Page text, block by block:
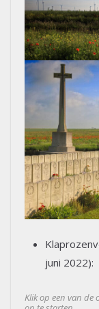
juni 2022):
Klik op een van de